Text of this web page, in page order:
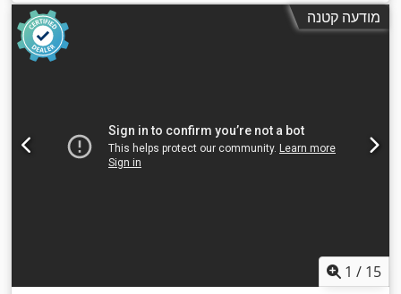
מודעה קטנה
1 / 15